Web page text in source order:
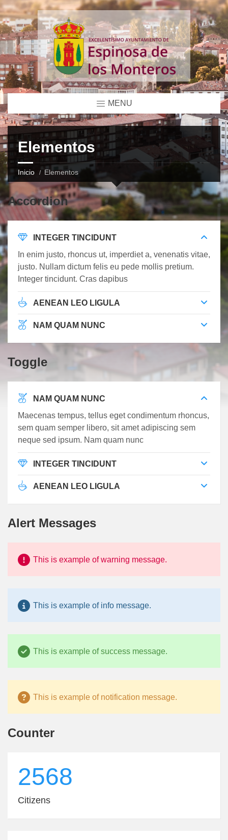
MENU
Elementos
Inicio Elementos
Accordion
INTEGER TINCIDUNT
In enim justo, rhoncus ut, imperdiet a, venenatis vitae,
justo. Nullam dictum felis eu pede mollis pretium.
Integer tincidunt. Cras dapibus
AENEAN LEO LIGULA
NAM QUAM NUNC
Toggle
NAM QUAM NUNC
Maecenas tempus, tellus eget condimentum rhoncus,
sem quam semper libero, sit amet adipiscing sem
neque sed ipsum. Nam quam nunc
INTEGER TINCIDUNT
AENEAN LEO LIGULA
Alert Messages
This is example of warning message.
This is example of info message.
This is example of success message.
This is example of notification message.
Counter
2568
Citizens